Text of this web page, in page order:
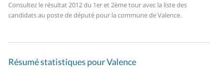
Consultez le résultat 2012 du 1er et 2ème tour avec la liste des
candidats au poste de député pour la commune de Valence.
Résumé statistiques pour Valence